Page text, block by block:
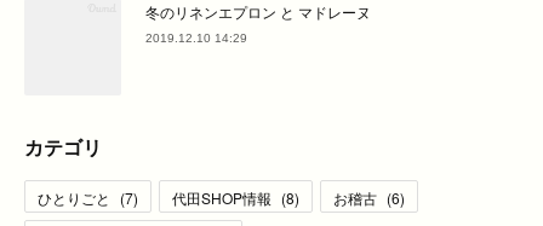
冬のリネンエプロン と マドレーヌ
2019.12.10 14:29
カテゴリ
ひとりごと (7) 代田SHOP情報 (8) お稽古 (6)